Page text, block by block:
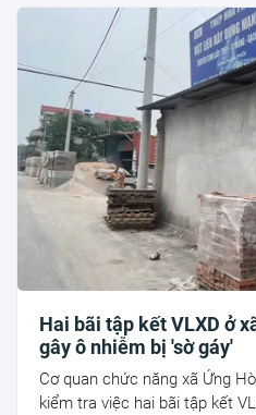
Hai bãi tập kết VLXD ở
gây ô nhiễm bị 'sờ gáy'
Cơ quan chức năng xã Ứng
kiểm tra việc hai bãi tập kết